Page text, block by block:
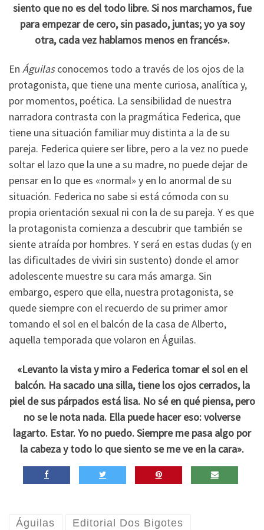
siento que no es del todo libre. Si nos marchamos, fue
para empezar de cero, sin pasado, juntas; yo ya soy
otra, cada vez hablamos menos en francés».
En Águilasconocemos todo a través de los ojos de la
protagonista, que tiene una mente curiosa, analítica y,
por momentos, poética. La sensibilidad de nuestra
narradora contrasta con la pragmática Federica, que
tiene una situación familiar muy distinta a la de su
pareja. Federica quiere ser libre, pero a la vez no puede
soltar el lazo que la une a su madre, no puede dejar de
pensar en lo que es «normal» y en lo anormal de su
situación. Federica no sabe si está cómoda con su
propia orientación sexual ni con la de su pareja. Y es que
la protagonista comienza a descubrir que también se
siente atraída por hombres. Y será en estas dudas (y en
las dificultades de viviri sin sustento) donde el amor
adolescente muestre su cara más amarga. Sin
embargo, espero que ella, nuestra protagonista, se
quede siempre con el recuerdo de su primer amor
tomando el sol en el balcón de la casa de Alberto,
aquella temporada que volaron en Águilas.
«Levanto la vista y miro a Federica tomar el sol en el
balcón. Ha sacado una silla, tiene los ojos cerrados, la
piel de sus párpados está lisa. No sé en qué piensa, pero
no se le nota nada. Ella puede hacer eso: volverse
lagarto. Estar. Yo no puedo. Siempre me pasa algo por
la cabeza y todo lo que siento se me ve en la cara».
Águilas Editorial Dos Bigotes